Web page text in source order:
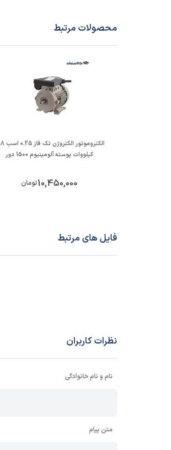
محصولات مرتبط
کیلووات پوسته آلومینیوم 1500 دور
10,450,000تومان
فایل های مرتبط
نظرات کاربران
نام و نام خانوادگی
متن پیام